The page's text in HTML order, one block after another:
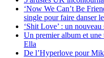
‘Now We Can’t Be
single pour faire danser
‘Shit Love’ : un
Un premier album et
Ella
De l’Hyperlove pour